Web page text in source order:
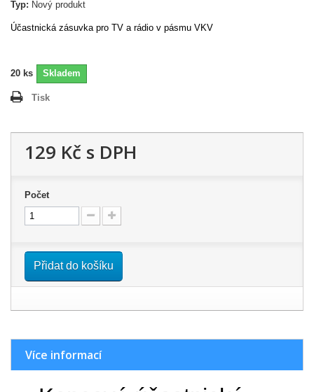
Typ: Nový produkt
Účastnická zásuvka pro TV a rádio v pásmu VKV
20 ks Skladem
Tisk
129 Kč s DPH
Počet
Přidat do košíku
Více informací